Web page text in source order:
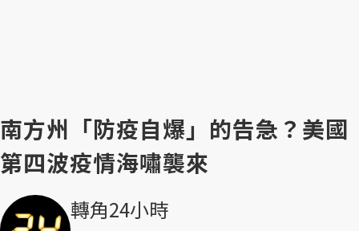
南方州「防疫自爆」的告急？美國
第四波疫情海嘯襲來
轉角24小時